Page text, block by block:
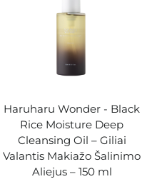
Haruharu Wonder - Black
Rice Moisture Deep
Cleansing Oil – Giliai
Valantis Makiažo Šalinimo
Aliejus – 150 ml